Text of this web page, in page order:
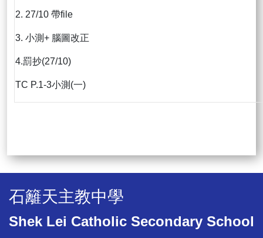
2. 27/10 帶file
3. 小測+ 腦圖改正
4.罰抄(27/10)
TC P.1-3小測(一)
石籬天主教中學
Shek Lei Catholic Secondary School